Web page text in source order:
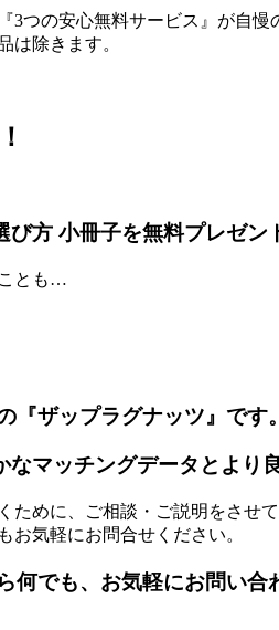
3つの安心無料サービス』が自慢
は除きます。
び方 小冊子を無料プレゼン
とも…
『ザップラグナッツ』です。
マッチングデータとより
ために、ご相談・ご説明をさせ
お気軽にお問合せください。
何でも、お気軽にお問い合